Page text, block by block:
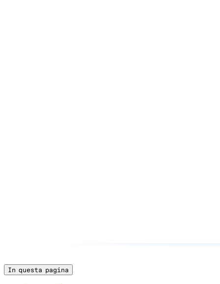
In questa pagina